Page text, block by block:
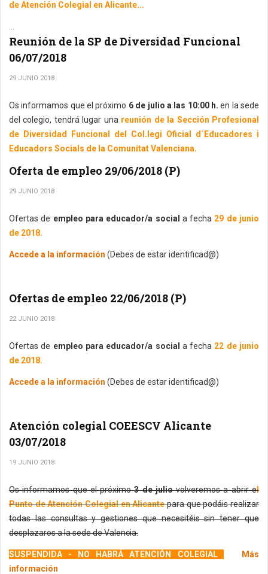
de Atención Colegial en Alicante...
Reunión de la SP de Diversidad Funcional
06/07/2018
29 JUNIO 2018
Os informamos que el próximo 6 de julio a las 10:00 h.en la sede
del colegio, tendrá lugar una reunión de la Sección Profesional
de Diversidad Funcional del Col.legi Oficial d´Educadores i
Educadors Socials de la Comunitat Valenciana.
Oferta de empleo 29/06/2018 (P)
29 JUNIO 2018
Ofertas de empleo para educador/a social a fecha 29 de junio
de 2018.
Accede a la información (Debes de estar identificad@)
Ofertas de empleo 22/06/2018 (P)
22 JUNIO 2018
Ofertas de empleo para educador/a social a fecha 22 de junio
de 2018.
Accede a la información (Debes de estar identificad@)
Atención colegial COEESCV Alicante
03/07/2018
19 JUNIO 2018
Os informamos que el próximo3 de juliovolveremos a abrir el
Punto de Atención Colegial en Alicantepara que podáis realizar
todas las consultas y gestiones que necesitéis sin tener que
desplazaros a la sede de Valencia.
SUSPENDIDA - NO HABRÁ ATENCIÓN COLEGIAL
Más
información